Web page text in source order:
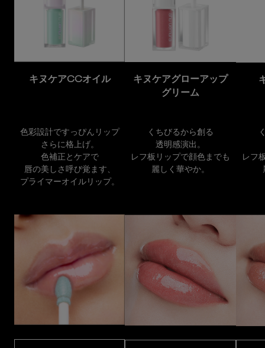
キヌケアCCオイル
色彩設計ですっぴんリップ
さらに格上げ。
色補正とケアで
唇の美しさ呼び覚ます、
プライマーオイルリップ。
キヌケアグローアップ
グリーム
くちびるから創る
透明感演出。
レフ板リップで顔色までも
麗しく華やか。
レフ